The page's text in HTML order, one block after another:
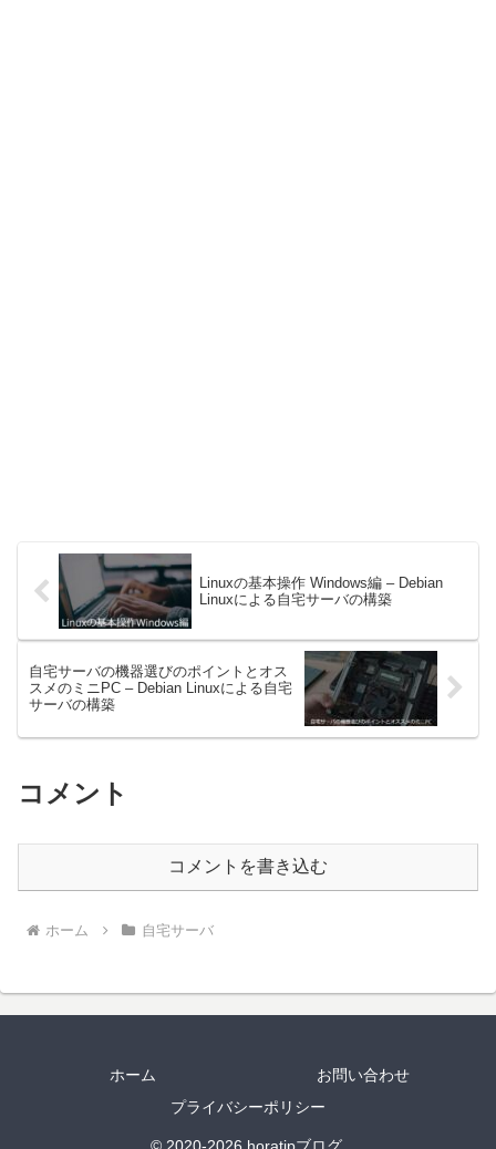
Linuxの基本操作 Windows編 – Debian
Linuxによる自宅サーバの構築
自宅サーバの機器選びのポイントとオス
スメのミニPC – Debian Linuxによる自宅
サーバの構築
コメント
コメントを書き込む
ホーム 自宅サーバ
ホーム
お問い合わせ
プライバシーポリシー